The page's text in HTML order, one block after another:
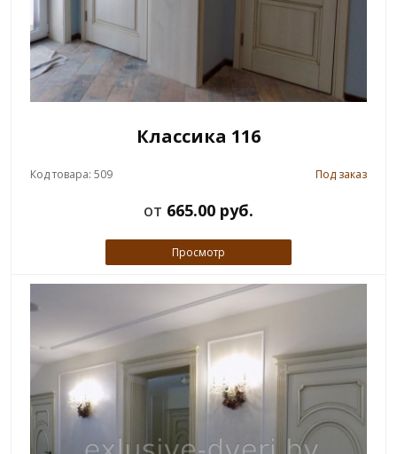
Классика 116
Код товара: 509 Под заказ
от 665.00 руб.
Просмотр